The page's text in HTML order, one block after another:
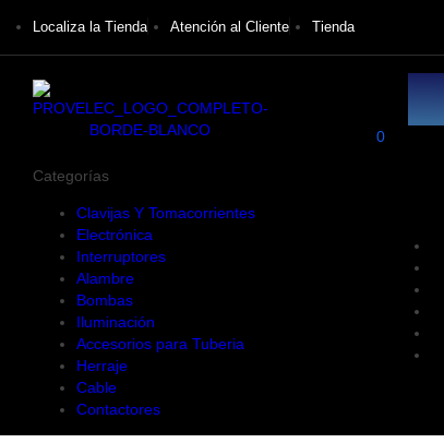
Localiza la Tienda Atención al Cliente Tienda
0
Categorías
Clavijas Y Tomacorrientes
Electrónica
Interruptores
Alambre
Bombas
Iluminación
Accesorios para Tuberia
Herraje
Cable
Contactores